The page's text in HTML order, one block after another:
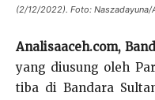
(2/12/2022). Foto: Naszadayuna/
Analisaaceh.com,
yang diusung oleh
tiba di Bandara